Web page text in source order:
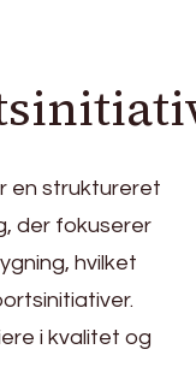
en struktureret
der fokuserer
hvilket
i kvalitet og